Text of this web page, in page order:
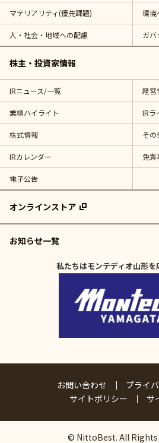
マテリアリティ(優先課題) 環境
人・社会・地域への配慮 ガバ
株主・投資家情報
IRニュース/一覧 経営
業績ハイライト IRラ
株式情報 その
IRカレンダー 免責
電子公告
オンラインストア
お知らせ一覧
私たちはモンテディオ山形を
お問い合わせ
プライ
サイトポリシー
サ
© NittoBest. All Rights